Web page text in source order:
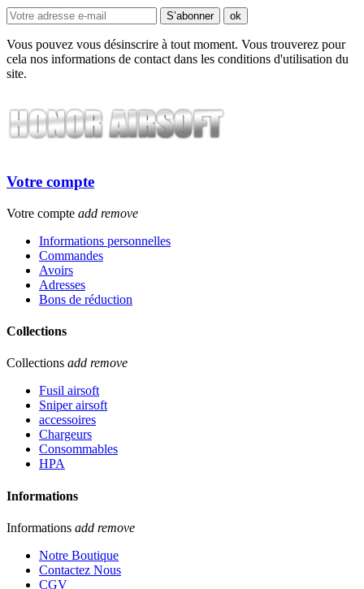
Vous pouvez vous désinscrire à tout moment. Vous trouverez pour
cela nos informations de contact dans les conditions d'utilisation du
site.
Votre compte
Votre compte add remove
Informations personnelles
Commandes
Avoirs
Adresses
Bons de réduction
Collections
Collections add remove
Fusil airsoft
Sniper airsoft
accessoires
Chargeurs
Consommables
HPA
Informations
Informations add remove
Notre Boutique
Contactez Nous
CGV